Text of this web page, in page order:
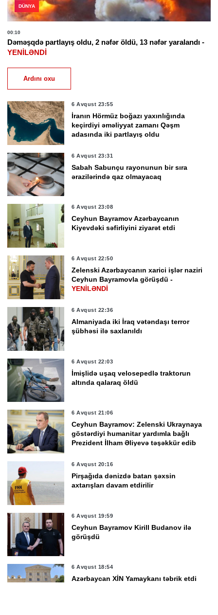
DÜNYA
00:10
Dəməşqdə partlayış oldu, 2 nəfər öldü, 13 nəfər yaralandı -
YENİLƏNDİ
Ardını oxu
6 Avqust 23:55
İranın Hörmüz boğazı yaxınlığında
keçirdiyi əməliyyat zamanı Qəşm
adasında iki partlayış oldu
6 Avqust 23:31
Sabah Sabunçu rayonunun bir sıra
ərazilərində qaz olmayacaq
6 Avqust 23:08
Ceyhun Bayramov Azərbaycanın
Kiyevdəki səfirliyini ziyarət etdi
6 Avqust 22:50
Zelenski Azərbaycanın xarici işlər naziri
Ceyhun Bayramovla görüşdü -
YENİLƏNDİ
6 Avqust 22:36
Almaniyada iki İraq vətəndaşı terror
şübhəsi ilə saxlanıldı
6 Avqust 22:03
İmişlidə uşaq velosepedlə traktorun
altında qalaraq öldü
6 Avqust 21:06
Ceyhun Bayramov: Zelenski Ukraynaya
göstərdiyi humanitar yardımla bağlı
Prezident İlham Əliyevə təşəkkür edib
6 Avqust 20:16
Pirşağıda dənizdə batan şəxsin
axtarışları davam etdirilir
6 Avqust 19:59
Ceyhun Bayramov Kirill Budanov ilə
görüşdü
6 Avqust 18:54
Azərbaycan XİN Yamaykanı təbrik etdi